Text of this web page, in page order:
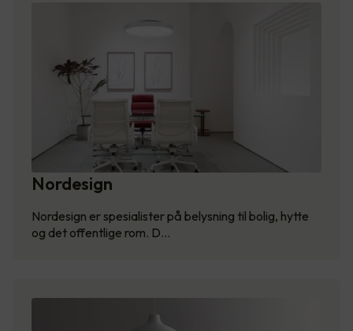
Nordesign
Nordesign er spesialister på belysning til bolig, hytte
og det offentlige rom. D…